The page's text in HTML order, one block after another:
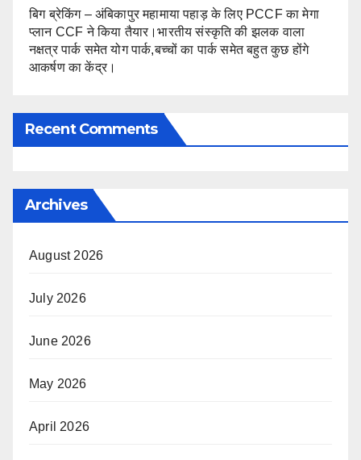
बिग ब्रेकिंग – अंबिकापुर महामाया पहाड़ के लिए PCCF का मेगा
प्लान CCF ने किया तैयार।भारतीय संस्कृति की झलक वाला
नक्षत्र पार्क समेत योग पार्क,बच्चों का पार्क समेत बहुत कुछ होंगे
आकर्षण का केंद्र।
Recent Comments
Archives
August 2026
July 2026
June 2026
May 2026
April 2026